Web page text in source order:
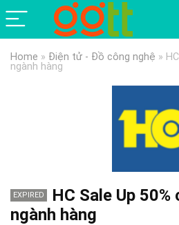
Home » Điện tử - Đồ công nghệ »
ngành hàng
EXPIRED
HC Sale Up 50%
ngành hàng